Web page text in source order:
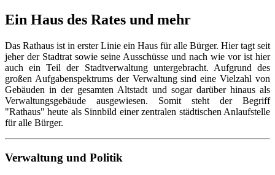
Ein Haus des Rates und mehr
Das Rathaus ist in erster Linie ein Haus für alle Bürger. Hier tagt seit
jeher der Stadtrat sowie seine Ausschüsse und nach wie vor ist hier
auch ein Teil der Stadtverwaltung untergebracht. Aufgrund des
großen Aufgabenspektrums der Verwaltung sind eine Vielzahl von
Gebäuden in der gesamten Altstadt und sogar darüber hinaus als
Verwaltungsgebäude ausgewiesen. Somit steht der Begriff
"Rathaus" heute als Sinnbild einer zentralen städtischen Anlaufstelle
für alle Bürger.
Verwaltung und Politik